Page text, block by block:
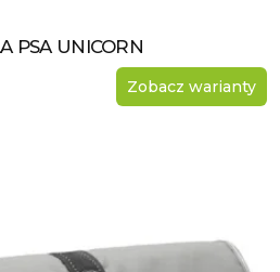
PSA UNICORN
Zobacz warianty